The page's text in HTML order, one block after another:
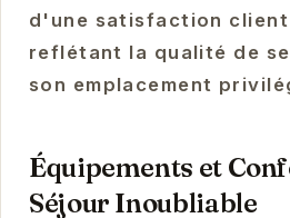
d'une satisfaction client
reflétant la qualité de
son emplacement
Équipements et
Séjour Inoubliable